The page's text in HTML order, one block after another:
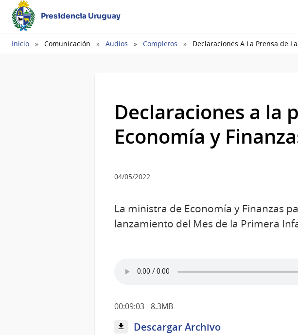
Presidencia Uruguay
Ruta
Inicio Comunicación Audios Completos Declaraciones A La Prensa de
Declaraciones a la
Economía y
04/05/2022
La ministra de Economía y Finanzas
lanzamiento del Mes de la Primera
00:09:03 - 8.3MB
Descargar Archivo